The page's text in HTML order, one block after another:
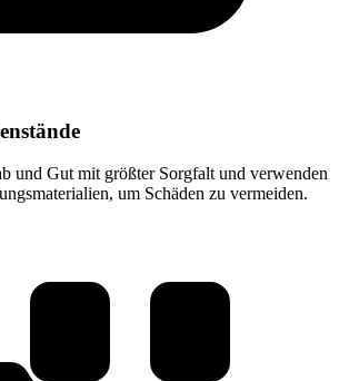
und Gut mit größter Sorgfalt und verwenden
um Schäden zu vermeiden.